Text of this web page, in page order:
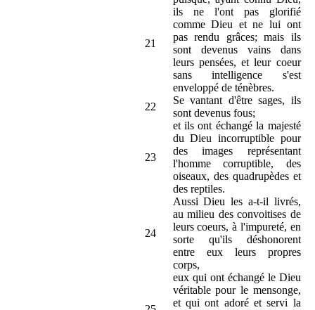
21
ils ne l'ont pas glorifié
comme Dieu et ne lui ont
pas rendu grâces; mais ils
sont devenus vains dans
leurs pensées, et leur coeur
sans intelligence s'est
enveloppé de ténèbres.
22
Se vantant d'être sages, ils
sont devenus fous;
23
et ils ont échangé la majesté
du Dieu incorruptible pour
des images représentant
l'homme corruptible, des
oiseaux, des quadrupèdes et
des reptiles.
24
Aussi Dieu les a-t-il livrés,
au milieu des convoitises de
leurs coeurs, à l'impureté, en
sorte qu'ils déshonorent
entre eux leurs propres
corps,
eux qui ont échangé le Dieu
véritable pour le mensonge,
et qui ont adoré et servi la